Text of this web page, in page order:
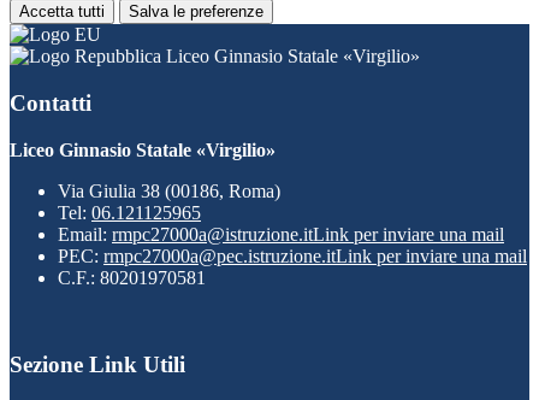
Accetta tutti Salva le preferenze
Liceo Ginnasio Statale «Virgilio»
Contatti
Liceo Ginnasio Statale «Virgilio»
Via Giulia 38 (00186, Roma)
Tel: 06.121125965
Email: rmpc27000a@istruzione.itLink per inviare una mail
PEC: rmpc27000a@pec.istruzione.itLink per inviare una mail
C.F.: 80201970581
Sezione Link Utili